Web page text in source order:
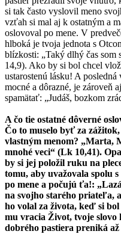
si tak často vyslovil meno
vzťah si mal aj k ostatným a
oslovoval po mene. V
hlboká je tvoja jednota s
blízkosti: „Taký dlhý čas som
14,9). Ako by si bol chcel
ustarostenú lásku! A
mocné a dôrazné, je zároveň
spamätať: „Judáš, bozkom
A čo tie ostatné dôverné
Čo to muselo byť za
vlastným menom? „Marta,
mnohé veci“ (Lk 10,41).
by si jej položil ruku na
tomu, aby uvažovala spolu
po mene a počujú ťa!:
na svojho starého priateľa,
ho volal za života, keď si
mu vracia Život, tvoje slovo
dobrého pastiera preniká